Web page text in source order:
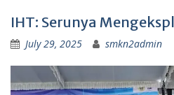
IHT: Serunya
July 29, 2025 smkn2admin